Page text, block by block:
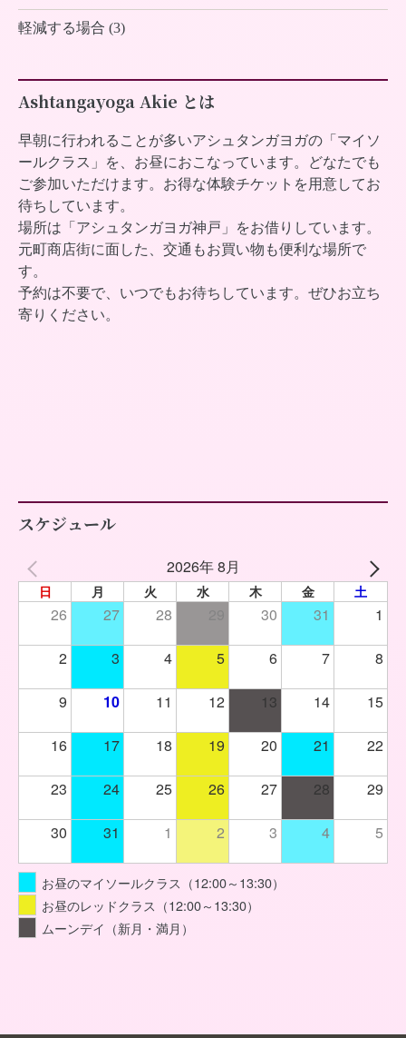
軽減する場合 (3)
Ashtangayoga Akie とは
早朝に行われることが多いアシュタンガヨガの「マイソ
ールクラス」を、お昼におこなっています。どなたでも
ご参加いただけます。お得な体験チケットを用意してお
待ちしています。
場所は「アシュタンガヨガ神戸」をお借りしています。
元町商店街に面した、交通もお買い物も便利な場所で
す。
予約は不要で、いつでもお待ちしています。ぜひお立ち
寄りください。
スケジュール
2026年 8月
日 月 火 水 木 金 土
26 27 28 30 31 1
2 3 4 5 6 7 8
9 10 11 12 13 14 15
16 17 18 19 20 21 22
23 24 25 26 27 28 29
30 31 1 2 3 4 5
お昼のマイソールクラス（12:00～13:30）
お昼のレッドクラス（12:00～13:30）
ムーンデイ（新月・満月）